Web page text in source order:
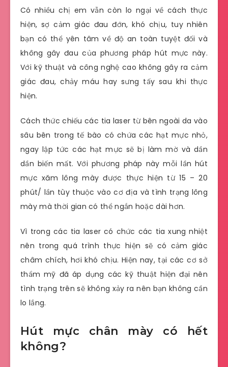
Có nhiều chị em vẫn còn lo ngại về cách thực
hiện, sợ cảm giác đau đớn, khó chịu, tuy nhiên
bạn có thể yên tâm về độ an toàn tuyệt đối và
không gây đau của phương pháp hút mực này.
Với kỹ thuật và công nghệ cao không gây ra cảm
giác đau, chảy máu hay sưng tấy sau khi thực
hiện.
Cách thức chiếu các tia laser từ bên ngoài da vào
sâu bên trong tế bào có chứa các hạt mực nhỏ,
ngay lập tức các hạt mực sẽ bị làm mờ và dần
dần biến mất. Với phương pháp này mỗi lần hút
mực xăm lông mày được thực hiện từ 15 – 20
phút/ lần tùy thuộc vào cơ địa và tình trạng lông
mày mà thời gian có thể ngắn hoặc dài hơn.
Vì trong các tia laser có chức các tia xung nhiệt
nên trong quá trình thực hiện sẽ có cảm giác
châm chích, hơi khó chịu. Hiện nay, tại các cơ sở
thẩm mỹ đã áp dụng các kỹ thuật hiện đại nên
tình trạng trên sẽ không xảy ra nên bạn không cần
lo lắng.
Hút mực chân mày có hết
không?